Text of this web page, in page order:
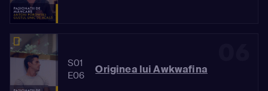
S01
E06
Originea lui Awkwafina